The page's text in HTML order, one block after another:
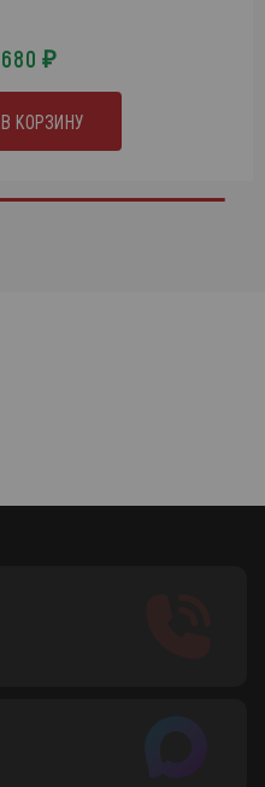
680 ₽
В КОРЗИНУ